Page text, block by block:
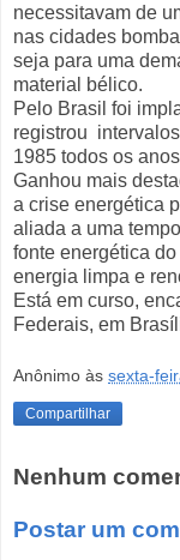
necessitavam de
nas cidades
seja para uma
material bélico.
Pelo Brasil foi
registrou
1985 todos os
Ganhou mais
a crise energética
aliada a uma
fonte energética
energia limpa e
Está em curso,
Federais, em
Anônimo às sexta-
Compartilhar
Nenhum
Postar um